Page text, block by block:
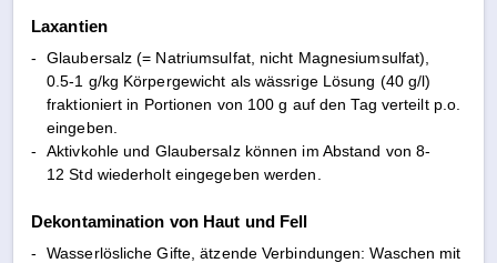
Laxantien
-
Glaubersalz (= Natriumsulfat, nicht Magnesiumsulfat),
0.5-1 g/kg Körpergewicht als wässrige Lösung (40 g/l)
fraktioniert in Portionen von 100 g auf den Tag verteilt p.o.
eingeben.
-
Aktivkohle und Glaubersalz können im Abstand von 8-
12 Std wiederholt eingegeben werden.
Dekontamination von Haut und Fell
-
Wasserlösliche Gifte, ätzende Verbindungen: Waschen mit